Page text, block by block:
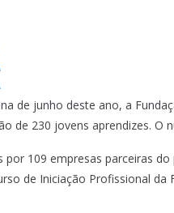
de junho deste ano, a
de 230 jovens aprendizes.
109 empresas parceiras
de Iniciação Profissional